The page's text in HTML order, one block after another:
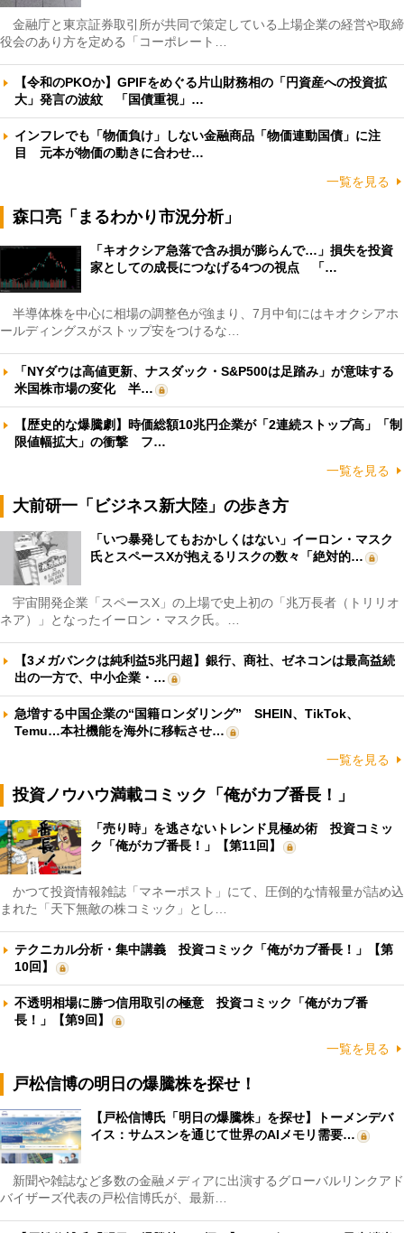
金融庁と東京証券取引所が共同で策定している上場企業の経営や取締
役会のあり方を定める「コーポレート…
【令和のPKOか】GPIFをめぐる片山財務相の「円資産への投資拡
大」発言の波紋 「国債重視」…
インフレでも「物価負け」しない金融商品「物価連動国債」に注
目 元本が物価の動きに合わせ…
一覧を見る
森口亮「まるわかり市況分析」
「キオクシア急落で含み損が膨らんで…」損失を投資
家としての成長につなげる4つの視点 「…
半導体株を中心に相場の調整色が強まり、7月中旬にはキオクシアホ
ールディングスがストップ安をつけるな…
「NYダウは高値更新、ナスダック・S&P500は足踏み」が意味する
米国株市場の変化 半…
【歴史的な爆騰劇】時価総額10兆円企業が「2連続ストップ高」「制
限値幅拡大」の衝撃 フ…
一覧を見る
大前研一「ビジネス新大陸」の歩き方
「いつ暴発してもおかしくはない」イーロン・マスク
氏とスペースXが抱えるリスクの数々「絶対的…
宇宙開発企業「スペースX」の上場で史上初の「兆万長者（トリリオ
ネア）」となったイーロン・マスク氏。…
【3メガバンクは純利益5兆円超】銀行、商社、ゼネコンは最高益続
出の一方で、中小企業・…
急増する中国企業の“国籍ロンダリング” SHEIN、TikTok、
Temu…本社機能を海外に移転させ…
一覧を見る
投資ノウハウ満載コミック「俺がカブ番長！」
「売り時」を逃さないトレンド見極め術 投資コミッ
ク「俺がカブ番長！」【第11回】
かつて投資情報雑誌「マネーポスト」にて、圧倒的な情報量が詰め込
まれた「天下無敵の株コミック」とし…
テクニカル分析・集中講義 投資コミック「俺がカブ番長！」【第
10回】
不透明相場に勝つ信用取引の極意 投資コミック「俺がカブ番
長！」【第9回】
一覧を見る
戸松信博の明日の爆騰株を探せ！
【戸松信博氏「明日の爆騰株」を探せ】トーメンデバ
イス：サムスンを通じて世界のAIメモリ需要…
新聞や雑誌など多数の金融メディアに出演するグローバルリンクアド
バイザーズ代表の戸松信博氏が、最新…